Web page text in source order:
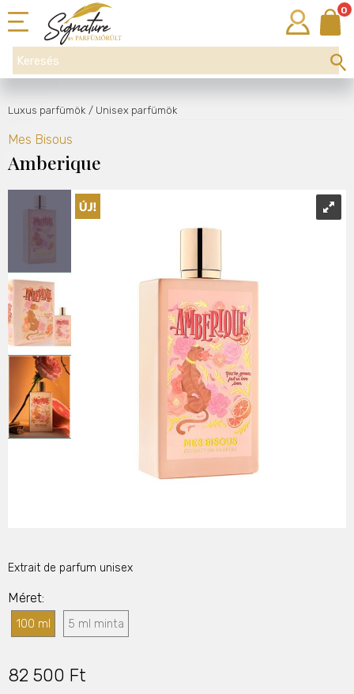
0
Luxus parfümök / Unisex parfümök
Mes Bisous
Amberique
Extrait de parfum unisex
Méret
100 ml 5 ml minta
82 500 Ft